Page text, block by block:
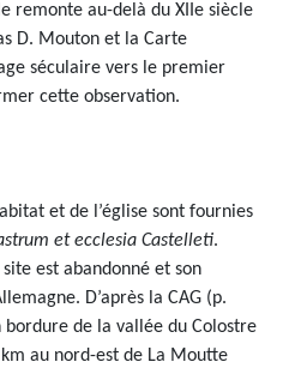
remonte au-delà du XIIe siècle
D. Mouton et la Carte
séculaire vers le premier
cette observation.
et de l’église sont fournies
et ecclesia Castelleti.
est abandonné et son
D’après la CAG (p.
de la vallée du Colostre
au nord-est de La Moutte